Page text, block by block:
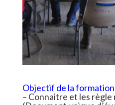
Objectif de la formation
– Connaitre et les règle